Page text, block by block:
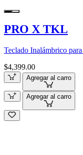
PRO X TKL
Teclado Inalámbrico
$4,399.00
Agregar al carro
Agregar al carro